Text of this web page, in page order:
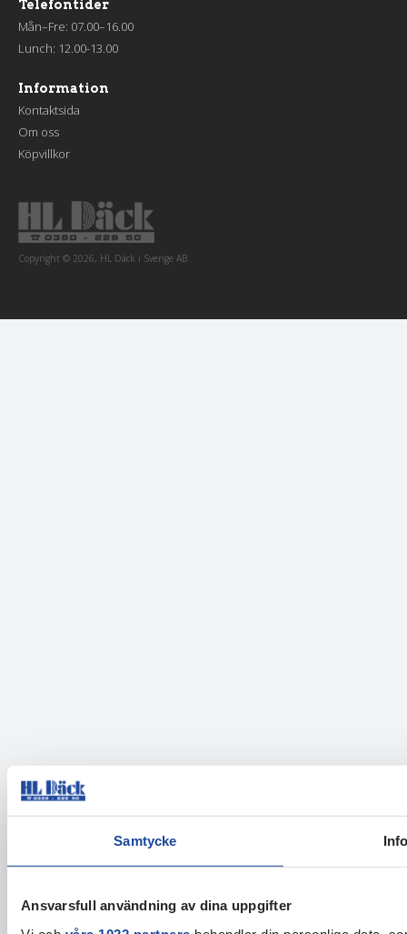
Samtycke
Ansvarsfull användning av dina uppgifter
Telefontider
Mån–Fre: 07.00–16.00
Lunch: 12.00-13.00
Information
Kontaktsida
Om oss
Köpvillkor
Copyright © 2026, HL Däck i Sverige AB